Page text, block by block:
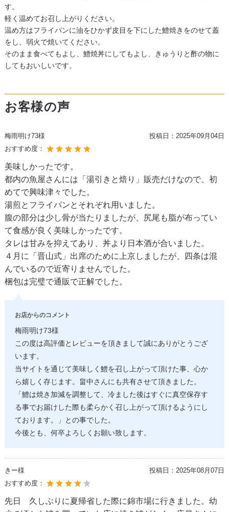
す。
軽く温めてお召し上がりください。
温め方はフライパンに油をひかず皮目を下にした鱧焼きをのせて蓋
をし、弱火で焼いてください。
そのまま食べてもよし、鱧焼丼にしてもよし、きゅうりと酢の物に
してもおいしいです。
お客様の声
梅雨明け73様 投稿日： 2025年09月04日
おすすめ度：
美味しかったです。
都内の魚屋さんには「湯引きと焙り」販売だけなので、初
めてで興味津々でした。
湯煎とフライパンとそれぞれ用いました。
腹の部分は少し骨が当たりましたが、尻尾も脂が布ってい
て食感が良く美味しかったです。
タレは甘みを抑えてあり、丼より日本酒が合いました。
４月に「晋山式」出席のために上京しましたが、四条は混
んでいるので近寄りませんでした。
梱包は完璧で通販で正解でした。
お店からのコメント
梅雨明け73様
この度は高評価とレビューを頂きまして誠にありがとうござ
います。
当サイトを通じて美味しく鱧を召し上がって頂けた事、心か
ら嬉しく存じます。畠中さんにも共有させて頂きました。
「鱧は焼き加減を調整して、冷ました後はすぐに真空保存す
る事でお届けした際も柔らかく召し上がって頂けるようにし
ております。」との事でした。
今後とも、何卒よろしくお願い致します。
きー様 投稿日： 2025年08月07日
おすすめ度：
先日 久しぶりに夏帰省した際に錦市場に行きました。幼